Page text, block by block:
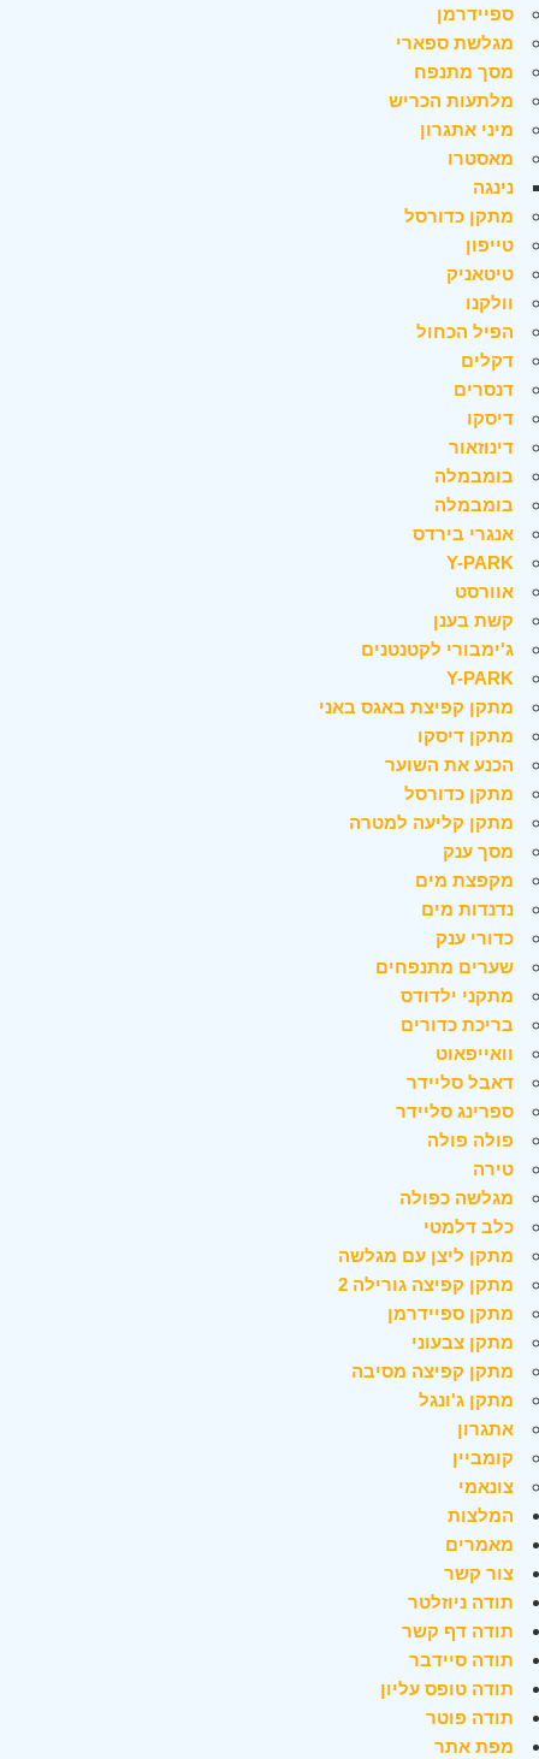
ספיידרמן
מגלשת ספארי
מסך מתנפח
מלתעות הכריש
מיני אתגרון
מאסטרו
נינגה
מתקן כדורסל
טייפון
טיטאניק
וולקנו
הפיל הכחול
דקלים
דנסרים
דיסקו
דינוזאור
בומבמלה
בומבמלה
אנגרי בירדס
Y-PARK
אוורסט
קשת בענן
ג'ימבורי לקטנטנים
Y-PARK
מתקן קפיצת באגס באני
מתקן דיסקו
הכנע את השוער
מתקן כדורסל
מתקן קליעה למטרה
מסך ענק
מקפצת מים
נדנדות מים
כדורי ענק
שערים מתנפחים
מתקני ילדודס
בריכת כדורים
וואייפאוט
דאבל סליידר
ספרינג סליידר
פולה פולה
טירה
מגלשה כפולה
כלב דלמטי
מתקן ליצן עם מגלשה
מתקן קפיצה גורילה 2
מתקן ספיידרמן
מתקן צבעוני
מתקן קפיצה מסיבה
מתקן ג'ונגל
אתגרון
קומביין
צונאמי
המלצות
מאמרים
צור קשר
תודה ניוזלטר
תודה דף קשר
תודה סיידבר
תודה טופס עליון
תודה פוטר
מפת אתר